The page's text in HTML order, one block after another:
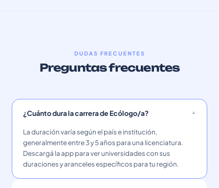
DUDAS FRECUENTES
Preguntas frecuentes
¿Cuánto dura la carrera de Ecólogo/a?
La duración varía según el país e institución,
generalmente entre 3 y 5 años para una licenciatura.
Descargá la app para ver universidades con sus
duraciones y aranceles específicos para tu región.